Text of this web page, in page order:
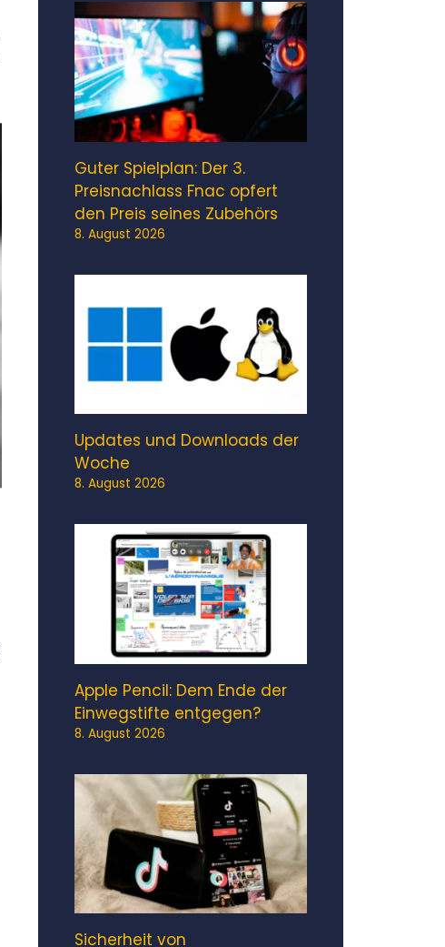
Guter Spielplan: Der 3.
Preisnachlass Fnac opfert
den Preis seines Zubehörs
8. August 2026
Updates und Downloads der
Woche
8. August 2026
Apple Pencil: Dem Ende der
Einwegstifte entgegen?
8. August 2026
Sicherheit von